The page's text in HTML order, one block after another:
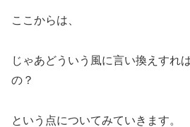
ここからは、
じゃあどういう風に言い換えすれ
の？
という点についてみていきます。